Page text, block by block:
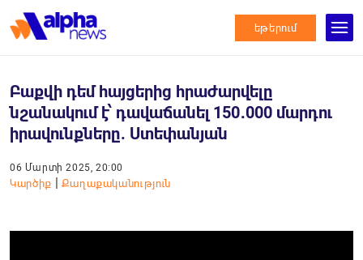
եթերում
Բաքվի դեմ հայցերից հրաժարվելը
նշանակում է՝ դավաճանել 150․000 մարդու
իրավունքները. Ստեփանյան
06 Մարտի 2025, 20:00
Կարծիք | Քաղաքականություն